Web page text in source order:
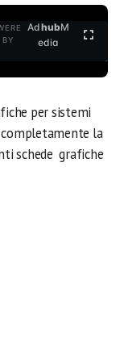
BY
AdhubM
edia
per sistemi
la
schede grafiche